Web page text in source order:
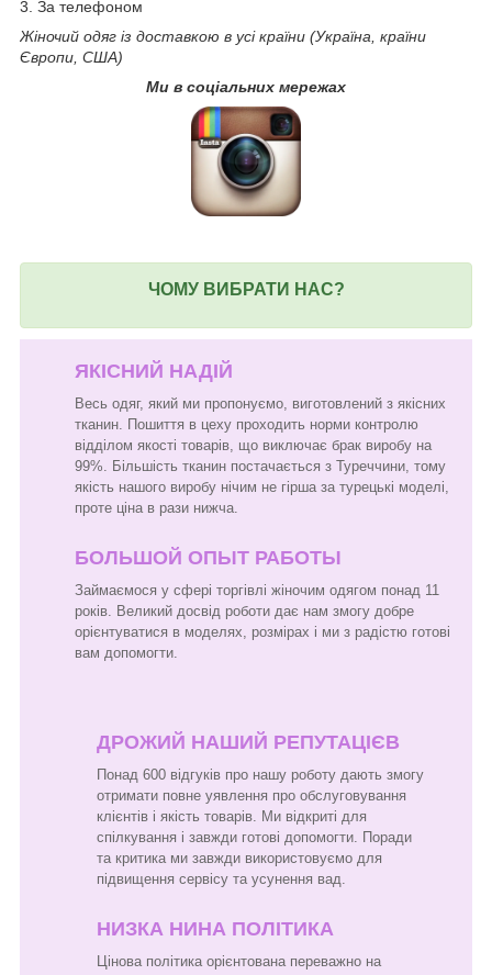
3. За телефоном
Жіночий одяг із доставкою в усі країни (Україна, країни
Європи, США)
Ми в соціальних мережах
ЧОМУ ВИБРАТИ НАС?
ЯКІСНИЙ НАДІЙ
Весь одяг, який ми пропонуємо, виготовлений з якісних
тканин. Пошиття в цеху проходить норми контролю
відділом якості товарів, що виключає брак виробу на
99%. Більшість тканин постачається з Туреччини, тому
якість нашого виробу нічим не гірша за турецькі моделі,
проте ціна в рази нижча.
БОЛЬШОЙ ОПЫТ РАБОТЫ
Займаємося у сфері торгівлі жіночим одягом понад 11
років. Великий досвід роботи дає нам змогу добре
орієнтуватися в моделях, розмірах і ми з радістю готові
вам допомогти.
ДРОЖИЙ НАШИЙ РЕПУТАЦІЄВ
Понад 600 відгуків про нашу роботу дають змогу
отримати повне уявлення про обслуговування
клієнтів і якість товарів. Ми відкриті для
спілкування і завжди готові допомогти. Поради
та критика ми завжди використовуємо для
підвищення сервісу та усунення вад.
НИЗКА НИНА ПОЛІТИКА
Цінова політика орієнтована переважно на